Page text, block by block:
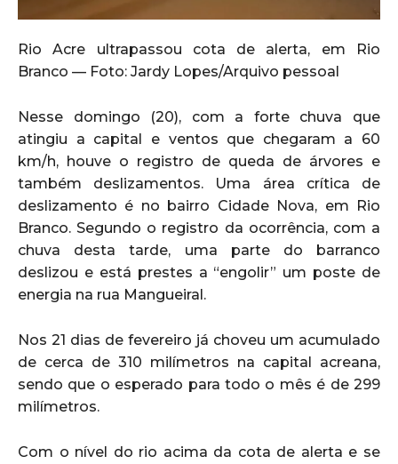
Rio Acre ultrapassou cota de alerta, em Rio
Branco — Foto: Jardy Lopes/Arquivo pessoal
Nesse domingo (20), com a forte chuva que
atingiu a capital e ventos que chegaram a 60
km/h, houve o registro de queda de árvores e
também deslizamentos. Uma área crítica de
deslizamento é no bairro Cidade Nova, em Rio
Branco. Segundo o registro da ocorrência, com a
chuva desta tarde, uma parte do barranco
deslizou e está prestes a “engolir” um poste de
energia na rua Mangueiral.
Nos 21 dias de fevereiro já choveu um acumulado
de cerca de 310 milímetros na capital acreana,
sendo que o esperado para todo o mês é de 299
milímetros.
Com o nível do rio acima da cota de alerta e se